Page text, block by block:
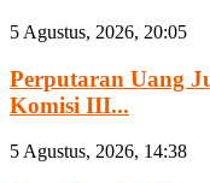
5 Agustus, 2026, 20:05
Perputaran Uang
Komisi III...
5 Agustus, 2026, 14:38